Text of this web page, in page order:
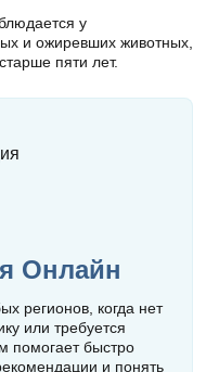
у
и ожиревших животных,
пяти лет.
Онлайн
регионов, когда нет
или требуется
помогает быстро
и понять